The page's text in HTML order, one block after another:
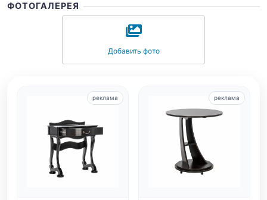
ФОТОГАЛЕРЕЯ
Добавить фото
реклама реклама